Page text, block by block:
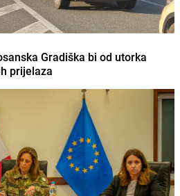
Gradiška bi od utorka
prijelaza